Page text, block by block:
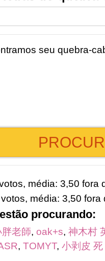
seu quebra-
procurando:
胖老師, oak+s, 神木村
, TOMYT, 小剥皮 死